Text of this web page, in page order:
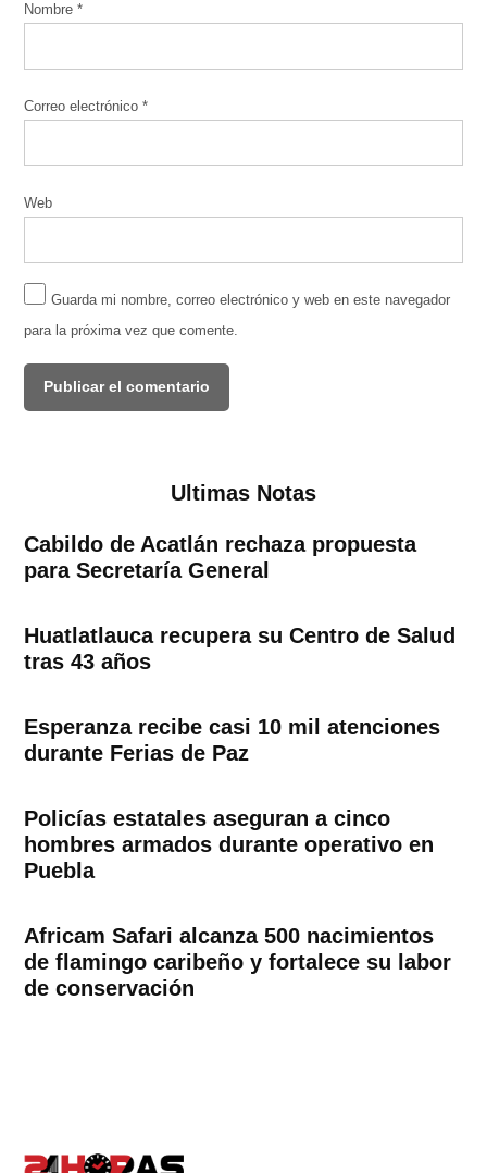
Nombre*
Correo electrónico*
Web
Guarda mi nombre, correo electrónico y web en este navegador
para la próxima vez que comente.
Ultimas Notas
Cabildo de Acatlán rechaza propuesta
para Secretaría General
Huatlatlauca recupera su Centro de Salud
tras 43 años
Esperanza recibe casi 10 mil atenciones
durante Ferias de Paz
Policías estatales aseguran a cinco
hombres armados durante operativo en
Puebla
Africam Safari alcanza 500 nacimientos
de flamingo caribeño y fortalece su labor
de conservación